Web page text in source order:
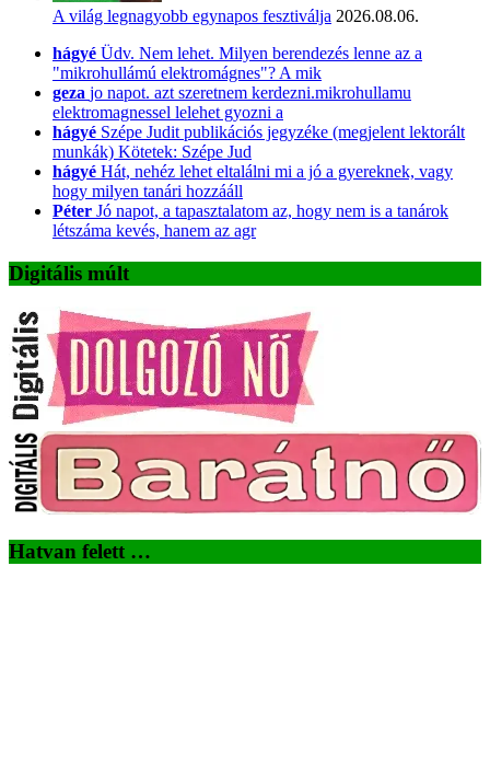
A világ legnagyobb egynapos fesztiválja 2026.08.06.
hágyé Üdv. Nem lehet. Milyen berendezés lenne az a
"mikrohullámú elektromágnes"? A mik
geza jo napot. azt szeretnem kerdezni.mikrohullamu
elektromagnessel lelehet gyozni a
hágyé Szépe Judit publikációs jegyzéke (megjelent lektorált
munkák) Kötetek: Szépe Jud
hágyé Hát, nehéz lehet eltalálni mi a jó a gyereknek, vagy
hogy milyen tanári hozzááll
Péter Jó napot, a tapasztalatom az, hogy nem is a tanárok
létszáma kevés, hanem az agr
Digitális múlt
Hatvan felett …